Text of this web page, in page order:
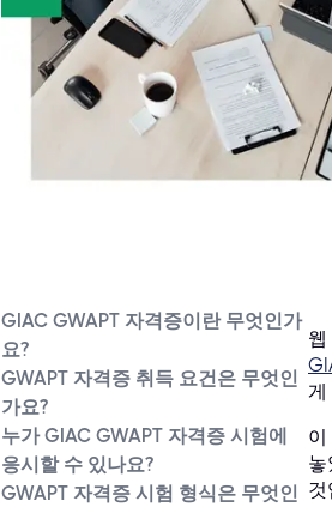
GIAC GWAPT 자격증이란 무엇인가
요?
GWAPT 자격증 취득 요건은 무엇인
가요?
누가 GIAC GWAPT 자격증 시험에
응시할 수 있나요?
GWAPT 자격증 시험 형식은 무엇인
웹
게
이
놓
것